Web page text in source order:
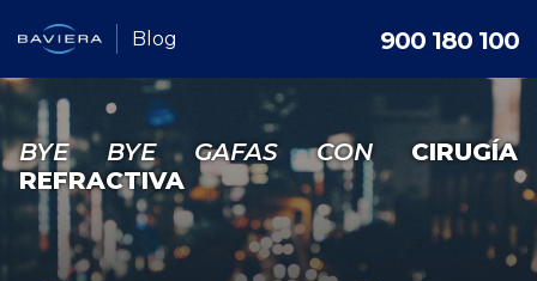
Blog 900 180 100
BYE BYE GAFAS CON CIRUGÍA
REFRACTIVA